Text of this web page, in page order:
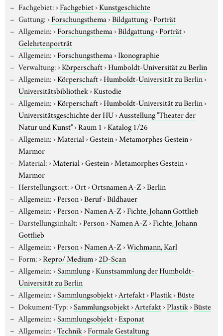
Fachgebiet:›Fachgebiet›Kunstgeschichte
Gattung:›Forschungsthema›Bildgattung›Porträt
Allgemein:›Forschungsthema›Bildgattung›Porträt›
Gelehrtenporträt
Allgemein:›Forschungsthema›Ikonographie
Verwaltung:›Körperschaft›Humboldt-Universität zu Berlin
Allgemein:›Körperschaft›Humboldt-Universität zu Berlin›
Universitätsbibliothek›Kustodie
Allgemein:›Körperschaft›Humboldt-Universität zu Berlin›
Universitätsgeschichte der HU›Ausstellung "Theater der
Natur und Kunst"›Raum 1 ›Katalog 1/26
Allgemein:›Material›Gestein›Metamorphes Gestein›
Marmor
Material:›Material›Gestein›Metamorphes Gestein›
Marmor
Herstellungsort:›Ort›Ortsnamen A-Z›Berlin
Allgemein:›Person›Beruf›Bildhauer
Allgemein:›Person›Namen A-Z›Fichte, Johann Gottlieb
Darstellungsinhalt:›Person›Namen A-Z›Fichte, Johann
Gottlieb
Allgemein:›Person›Namen A-Z›Wichmann, Karl
Form:›Repro/ Medium›2D-Scan
Allgemein:›Sammlung›Kunstsammlung der Humboldt-
Universität zu Berlin
Allgemein:›Sammlungsobjekt›Artefakt›Plastik›Büste
Dokument-Typ:›Sammlungsobjekt›Artefakt›Plastik›Büste
Allgemein:›Sammlungsobjekt›Exponat
Allgemein:›Technik›Formale Gestaltung